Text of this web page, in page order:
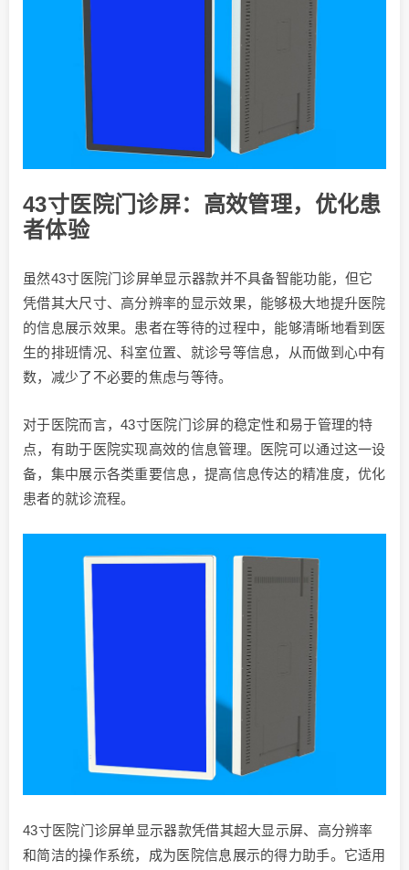
43寸医院门诊屏：高效管理，优化患
者体验
虽然43寸医院门诊屏单显示器款并不具备智能功能，但它
凭借其大尺寸、高分辨率的显示效果，能够极大地提升医院
的信息展示效果。患者在等待的过程中，能够清晰地看到医
生的排班情况、科室位置、就诊号等信息，从而做到心中有
数，减少了不必要的焦虑与等待。
对于医院而言，43寸医院门诊屏的稳定性和易于管理的特
点，有助于医院实现高效的信息管理。医院可以通过这一设
备，集中展示各类重要信息，提高信息传达的精准度，优化
患者的就诊流程。
43寸医院门诊屏单显示器款凭借其超大显示屏、高分辨率
和简洁的操作系统，成为医院信息展示的得力助手。它适用